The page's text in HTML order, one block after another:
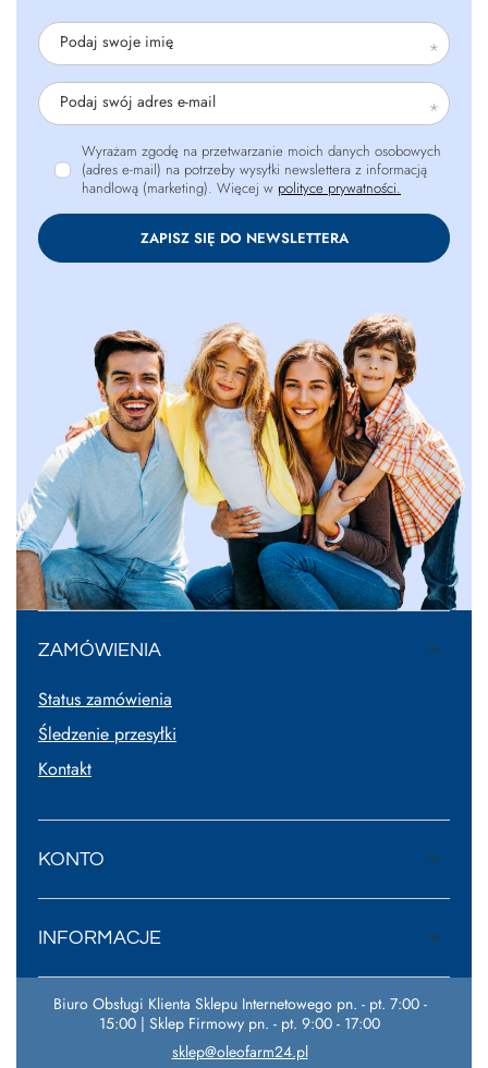
Podaj swoje imię
Podaj swój adres e-mail
Wyrażam zgodę na przetwarzanie moich danych osobowych
(adres e-mail) na potrzeby wysyłki newslettera z informacją
handlową (marketing). Więcej w polityce prywatności.
ZAPISZ SIĘ DO NEWSLETTERA
ZAMÓWIENIA
Status zamówienia
Śledzenie przesyłki
Kontakt
KONTO
INFORMACJE
Biuro Obsługi Klienta Sklepu Internetowego pn. - pt. 7:00 -
15:00 | Sklep Firmowy pn. - pt. 9:00 - 17:00
sklep@oleofarm24.pl